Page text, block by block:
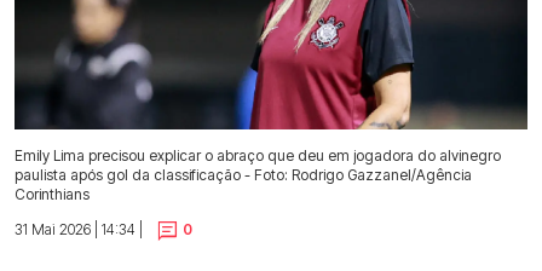
Emily Lima precisou explicar o abraço que deu em jogadora do alvinegro
paulista após gol da classificação - Foto: Rodrigo Gazzanel/Agência
Corinthians
31 Mai 2026 | 14:34 |
0